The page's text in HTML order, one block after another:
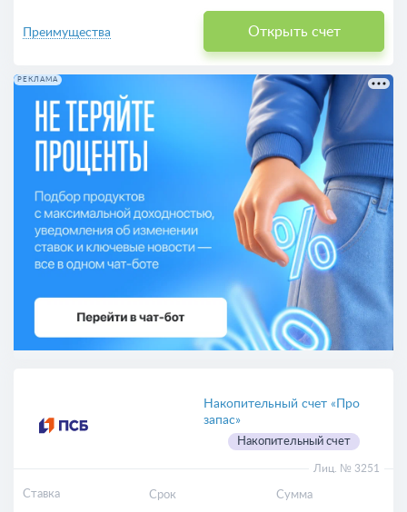
Открыть счет
Преимущества
РЕКЛАМА
Накопительный счет «Про
запас»
Накопительный счет
Лиц. № 3251
Ставка Срок Сумма